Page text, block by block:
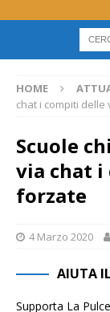
HOME
chat i compiti
Scuole
via chat i
forzate
4 Marzo 2020
AIUTA
Supporta La